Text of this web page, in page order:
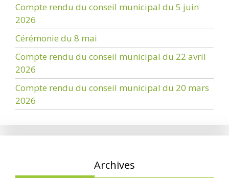
Compte rendu du conseil municipal du 5 juin
2026
Cérémonie du 8 mai
Compte rendu du conseil municipal du 22 avril
2026
Compte rendu du conseil municipal du 20 mars
2026
Archives